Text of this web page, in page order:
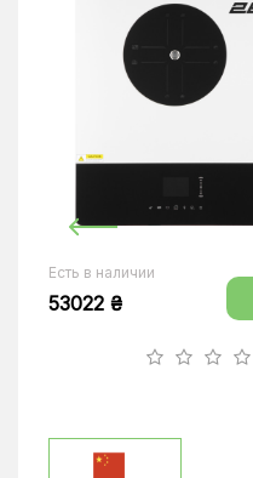
Есть в наличии
53022 ₴